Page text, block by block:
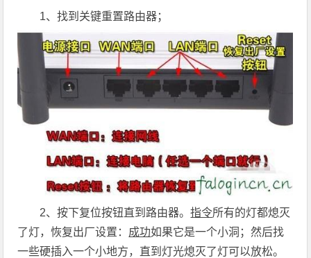
1、找到关键重置路由器；
2、按下复位按钮直到路由器。指令所有的灯都熄灭
了灯，恢复出厂设置： 成功如果它是一个小洞；然后找
一些硬插入一个小地方，直到灯光熄灭了灯可以放松。